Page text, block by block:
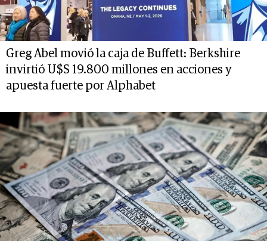
Greg Abel movió la caja de Buffett: Berkshire
invirtió U$S 19.800 millones en acciones y
apuesta fuerte por Alphabet